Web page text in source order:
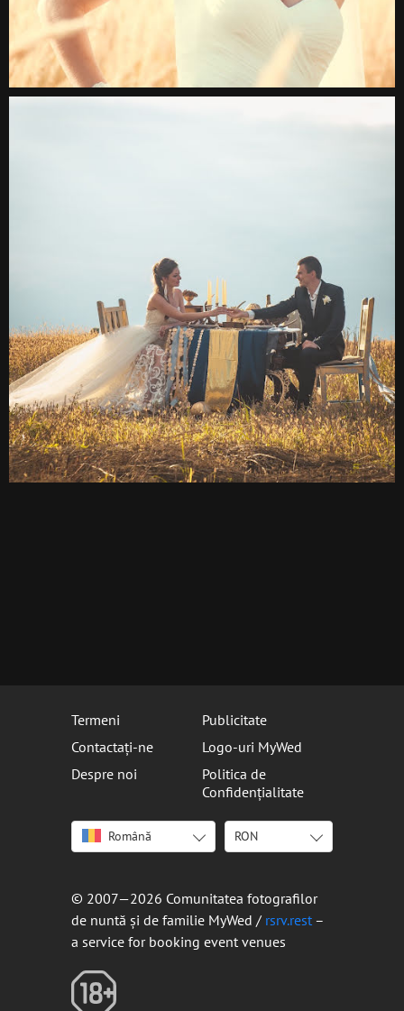
Termeni
Publicitate
Contactați-ne
Logo-uri MyWed
Despre noi
Politica de
Confidențialitate
Română
English
Français
Español
Русский
RON
USD
© 2007—2026 Comunitatea fotografilor
de nuntă și de familie MyWed / rsrv.rest –
a service for booking event venues